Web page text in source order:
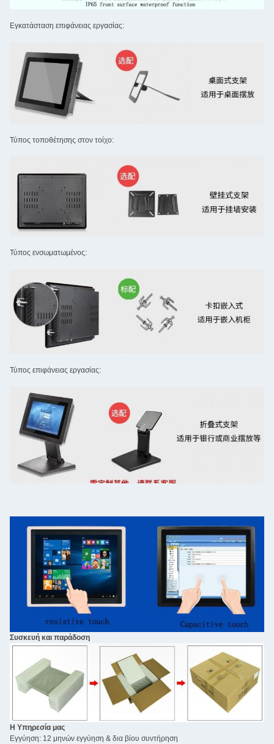
Εγκατάσταση επιφάνειας εργασίας:
Τύπος τοποθέτησης στον τοίχο:
Τύπος ενσωματωμένος:
Τύπος επιφάνειας εργασίας:
Συσκευή και παράδοση
Η Υπηρεσία μας
Εγγύηση: 12 μηνών εγγύηση & δια βίου συντήρηση